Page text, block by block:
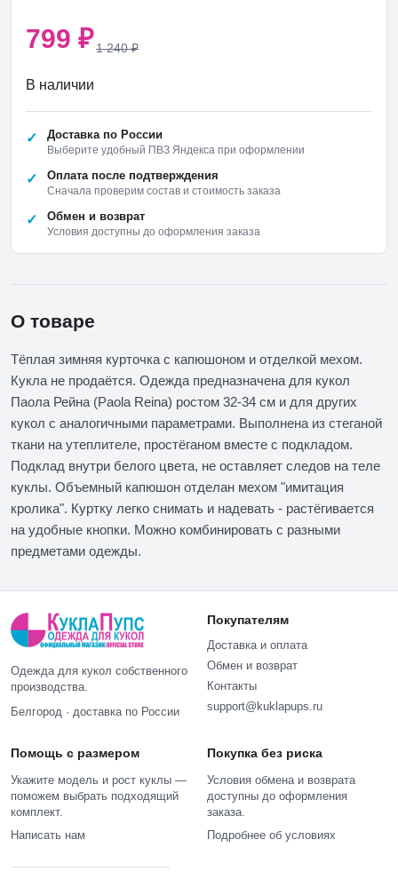
799 ₽1 240 ₽
В наличии
Доставка по России
Выберите удобный ПВЗ Яндекса при оформлении
Оплата после подтверждения
Сначала проверим состав и стоимость заказа
Обмен и возврат
Условия доступны до оформления заказа
О товаре
Тёплая зимняя курточка с капюшоном и отделкой мехом.
Кукла не продаётся. Одежда предназначена для кукол
Паола Рейна (Paola Reina) ростом 32-34 см и для других
кукол с аналогичными параметрами. Выполнена из стеганой
ткани на утеплителе, простёганом вместе с подкладом.
Подклад внутри белого цвета, не оставляет следов на теле
куклы. Объемный капюшон отделан мехом "имитация
кролика". Куртку легко снимать и надевать - растёгивается
на удобные кнопки. Можно комбинировать с разными
предметами одежды.
Одежда для кукол собственного
производства.
Белгород · доставка по России
Покупателям
Доставка и оплата
Обмен и возврат
Контакты
support@kuklapups.ru
Помощь с размером
Укажите модель и рост куклы —
поможем выбрать подходящий
комплект.
Написать нам
Покупка без риска
Условия обмена и возврата
доступны до оформления
заказа.
Подробнее об условиях